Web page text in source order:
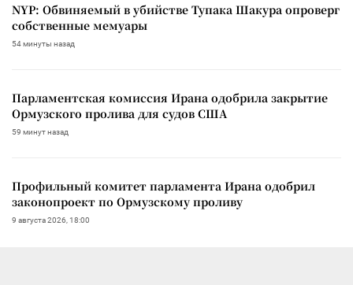
NYP: Обвиняемый в убийстве Тупака Шакура опроверг
собственные мемуары
54 минуты назад
Парламентская комиссия Ирана одобрила закрытие
Ормузского пролива для судов США
59 минут назад
Профильный комитет парламента Ирана одобрил
законопроект по Ормузскому проливу
9 августа 2026, 18:00